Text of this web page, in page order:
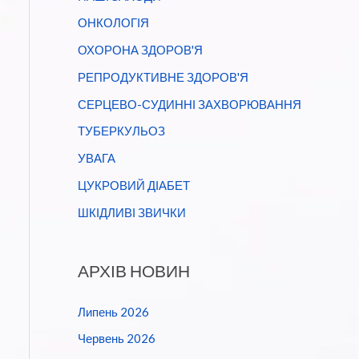
ОНКОЛОГІЯ
ОХОРОНА ЗДОРОВ'Я
РЕПРОДУКТИВНЕ ЗДОРОВ'Я
СЕРЦЕВО-СУДИННІ ЗАХВОРЮВАННЯ
ТУБЕРКУЛЬОЗ
УВАГА
ЦУКРОВИЙ ДІАБЕТ
ШКІДЛИВІ ЗВИЧКИ
АРХІВ НОВИН
Липень 2026
Червень 2026